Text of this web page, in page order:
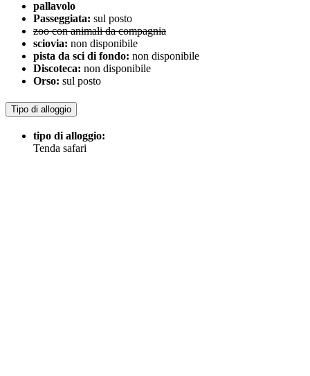
pallavolo
Passeggiata: sul posto
zoo con animali da compagnia
sciovia: non disponibile
pista da sci di fondo: non disponibile
Discoteca: non disponibile
Orso: sul posto
Tipo di alloggio
tipo di alloggio:
Tenda safari